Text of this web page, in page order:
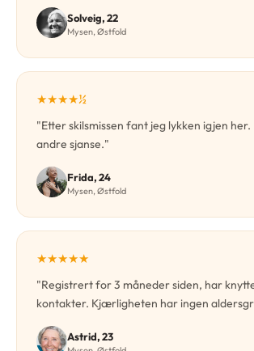
Solveig, 22
Mysen, Østfold
★★★★½
"Etter skilsmissen fant jeg lykken igjen
andre sjanse."
Frida, 24
Mysen, Østfold
★★★★★
"Registrert for 3 måneder siden, har
kontakter. Kjærligheten har ingen
Astrid, 23